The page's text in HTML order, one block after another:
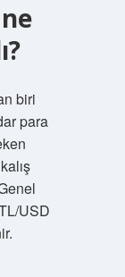
biri
para
USD